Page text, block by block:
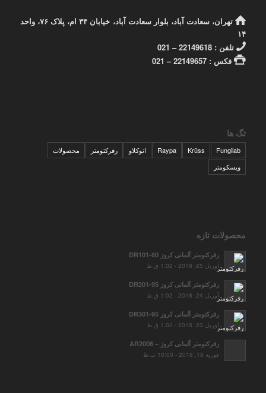
تهران، سعادت آباد، بلوار سعادت آباد، خیابان ۳۴ ام، پلاک ۷۶، واحد
۱۴
تلفن : 22149618 – 021
فکس : 22149657 – 021
تگ ها
Fungilab
Krüss
Raypa اتوکلاو رفرکتومتر
محصولات
ویسکومتر
محصولات تازه
رفرکتومتر آلمانی کروز DR101-60
آوریل 25, 2018 - 1:02 ق.ظ
رفرکتومتر آلمانی کروز DR201-95
آوریل 24, 2018 - 1:02 ق.ظ
رفرکتومتر آلمانی کروز DR301-95
آوریل 23, 2018 - 1:02 ق.ظ
رفرکتومتر آلمانی کروز – AR2008
فوریه 18, 2018 - 10:00 ب.ظ